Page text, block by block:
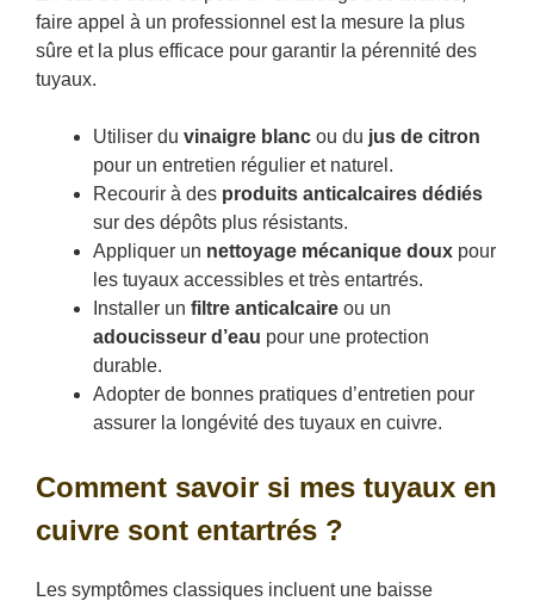
faire appel à un professionnel est la mesure la plus
sûre et la plus efficace pour garantir la pérennité des
tuyaux.
Utiliser du vinaigre blanc ou du jus de citron
pour un entretien régulier et naturel.
Recourir à des produits anticalcaires dédiés
sur des dépôts plus résistants.
Appliquer un nettoyage mécanique doux pour
les tuyaux accessibles et très entartrés.
Installer un filtre anticalcaire ou un
adoucisseur d’eau pour une protection
durable.
Adopter de bonnes pratiques d’entretien pour
assurer la longévité des tuyaux en cuivre.
Comment savoir si mes tuyaux en
cuivre sont entartrés ?
Les symptômes classiques incluent une baisse